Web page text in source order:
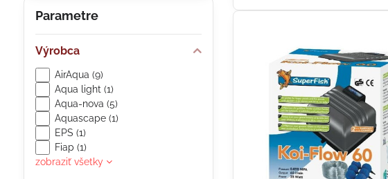
Parametre
Výrobca
AirAqua (9)
Aqua light (1)
Aqua-nova (5)
Aquascape (1)
EPS (1)
Fiap (1)
zobraziť všetky